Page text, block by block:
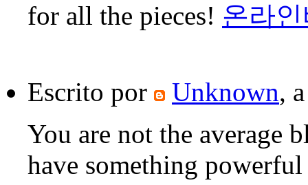
for all the pieces! 온라
Escrito por Unknown,
You are not the average
have something